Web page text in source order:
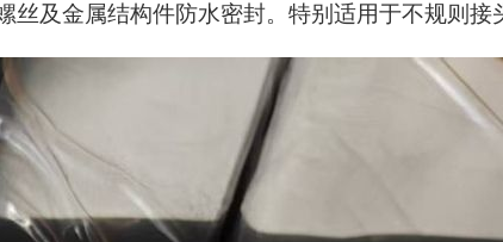
丝及金属结构件防水密封。 特别适用于不规则接